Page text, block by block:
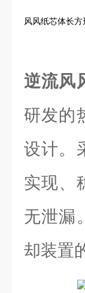
风风纸芯体长
逆流风
研发的
设计。
实现、
无泄漏
却装置